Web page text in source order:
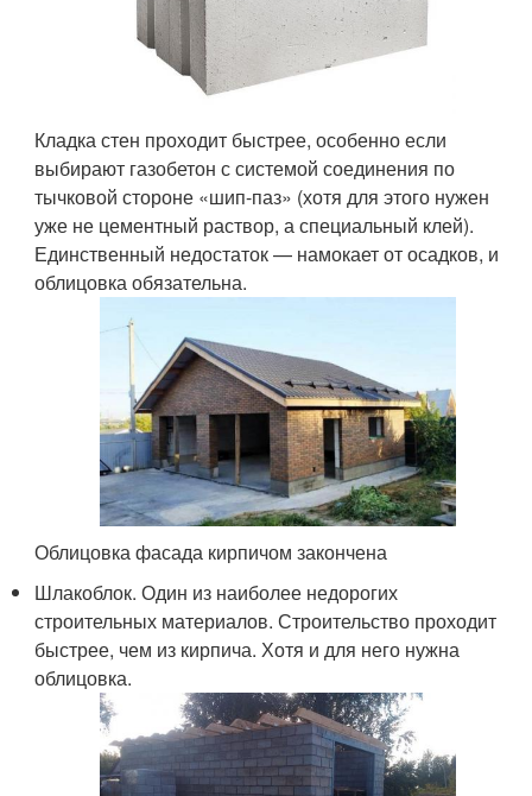
Кладка стен проходит быстрее, особенно если
выбирают газобетон с системой соединения по
тычковой стороне «шип-паз» (хотя для этого нужен
уже не цементный раствор, а специальный клей).
Единственный недостаток — намокает от осадков, и
облицовка обязательна.
Облицовка фасада кирпичом закончена
Шлакоблок. Один из наиболее недорогих
строительных материалов. Строительство проходит
быстрее, чем из кирпича. Хотя и для него нужна
облицовка.